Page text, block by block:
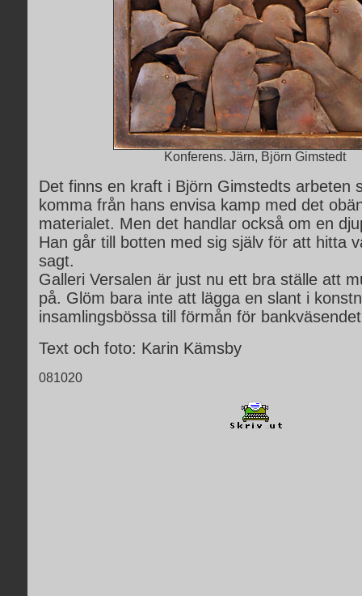
Konferens. Järn, Björn Gimstedt
Det finns en kraft i Björn Gimstedts arbeten
komma från hans envisa kamp med det
materialet. Men det handlar också om en
Han går till botten med sig själv för att hitta
sagt.
Galleri Versalen är just nu ett bra ställe att
på. Glöm bara inte att lägga en slant i
insamlingsbössa till förmån för
Text och foto: Karin Kämsby
081020